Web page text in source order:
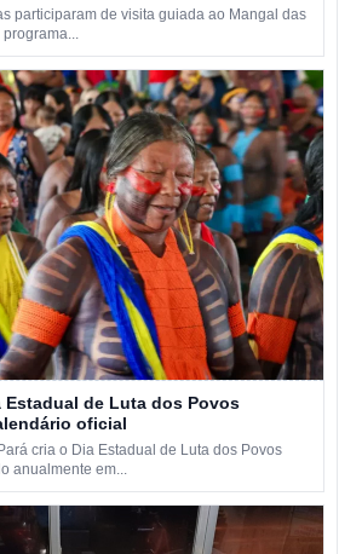
participaram de visita guiada ao Mangal das
Estadual de Luta dos Povos
oficial
cria o Dia Estadual de Luta dos Povos
anualmente em...